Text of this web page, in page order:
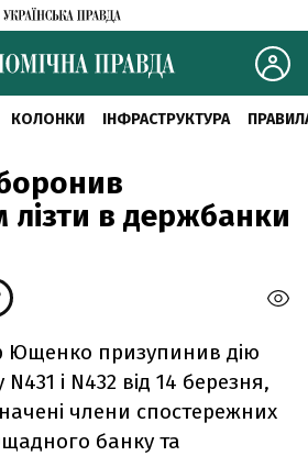
КОЛОНКИ ІНФРАСТРУКТУРА
в держбанки
Ющенко призупинив дію
і N432 від 14 березня,
члени спостережних
банку та